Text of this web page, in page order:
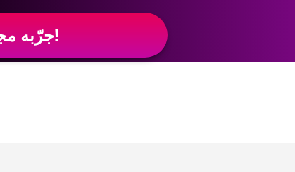
جرّبه مجاناً!